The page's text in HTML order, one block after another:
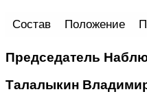
Состав Положение
Председатель
Талалыкин